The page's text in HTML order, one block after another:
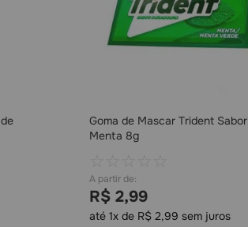
Goma de Mascar Trident Sabor
Menta 8g
R$ 2,99
até 1x de R$ 2,99 sem juros